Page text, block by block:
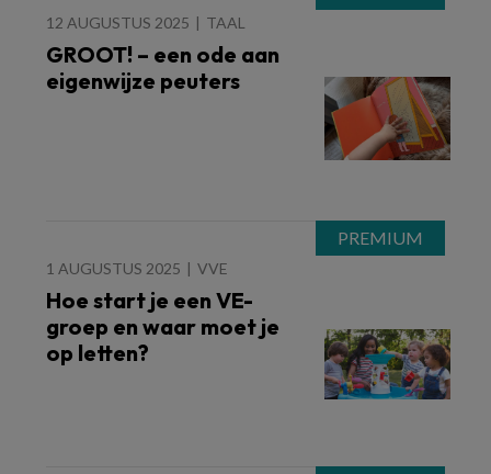
12 AUGUSTUS 2025 TAAL
GROOT! – een ode aan
eigenwijze peuters
1 AUGUSTUS 2025 VVE
Hoe start je een VE-
groep en waar moet je
op letten?